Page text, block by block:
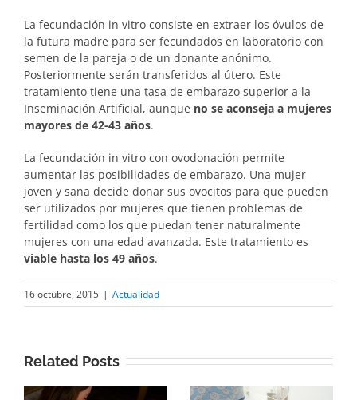
La fecundación in vitro consiste en extraer los óvulos de
la futura madre para ser fecundados en laboratorio con
semen de la pareja o de un donante anónimo.
Posteriormente serán transferidos al útero. Este
tratamiento tiene una tasa de embarazo superior a la
Inseminación Artificial, aunque no se aconseja a mujeres
mayores de 42-43 años.
La fecundación in vitro con ovodonación permite
aumentar las posibilidades de embarazo. Una mujer
joven y sana decide donar sus ovocitos para que pueden
ser utilizados por mujeres que tienen problemas de
fertilidad como los que puedan tener naturalmente
mujeres con una edad avanzada. Este tratamiento es
viable hasta los 49 años.
16 octubre, 2015 | Actualidad
Related Posts